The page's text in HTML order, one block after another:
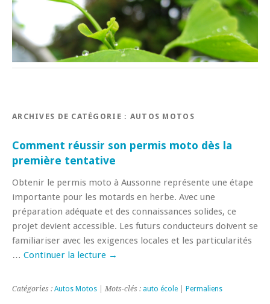
ARCHIVES DE CATÉGORIE : AUTOS MOTOS
Comment réussir son permis moto dès la
première tentative
Obtenir le permis moto à Aussonne représente une étape
importante pour les motards en herbe. Avec une
préparation adéquate et des connaissances solides, ce
projet devient accessible. Les futurs conducteurs doivent se
familiariser avec les exigences locales et les particularités
… Continuer la lecture →
Catégories : Autos Motos | Mots-clés : auto école Permaliens